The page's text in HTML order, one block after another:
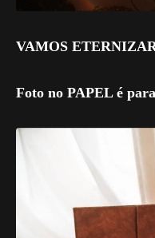
VAMOS
Foto no PAPEL é